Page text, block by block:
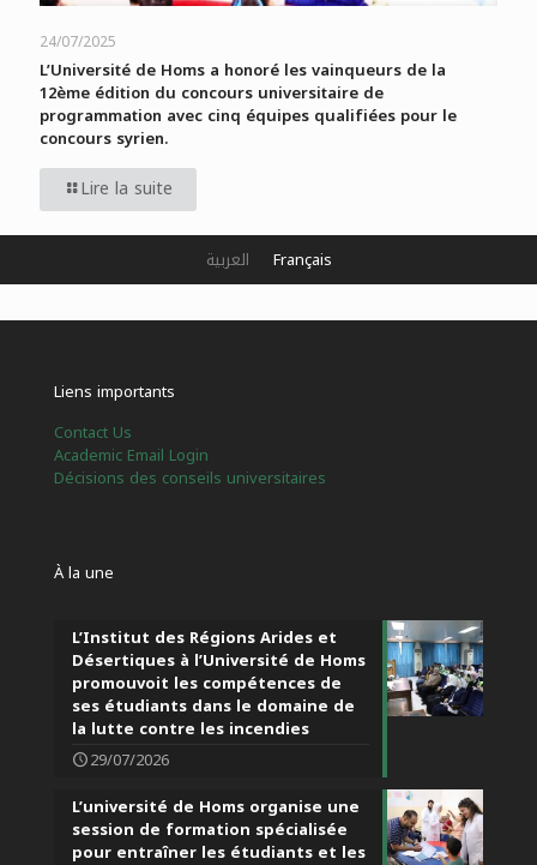
24/07/2025
L’Université de Homs a honoré les vainqueurs de la
12ème édition du concours universitaire de
programmation avec cinq équipes qualifiées pour le
concours syrien.
Lire la suite
Liens importants
Contact Us
Academic Email Login
Décisions des conseils universitaires
À la une
L’Institut des Régions Arides et
Désertiques à l’Université de Homs
promouvoit les compétences de
ses étudiants dans le domaine de
la lutte contre les incendies
29/07/2026
L’université de Homs organise une
session de formation spécialisée
pour entraîner les étudiants et les
العربية Français